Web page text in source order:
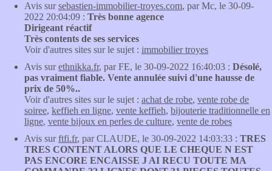
Avis sursebastien-immobilier-troyes.com, par Mc, le 30-09-
2022 20:04:09 : Très bonne agence
Dirigeant réactif
Très contents de ses services
Voir d'autres sites sur le sujet : immobilier troyes
Avis surethnikka.fr, par FE, le 30-09-2022 16:40:03 : Désolé,
pas vraiment fiable. Vente annulée suivi d'une hausse de
prix de 50%..
Voir d'autres sites sur le sujet : achat de robe, vente robe de
soiree, keffieh en ligne, vente keffieh, bijouterie traditionnelle en
ligne, vente bijoux en perles de culture, vente de robes
Avis surftfi.fr, par CLAUDE, le 30-09-2022 14:03:33 : TRES
TRES CONTENT ALORS QUE LE CHEQUE N EST
PAS ENCORE ENCAISSE J AI RECU TOUTE MA